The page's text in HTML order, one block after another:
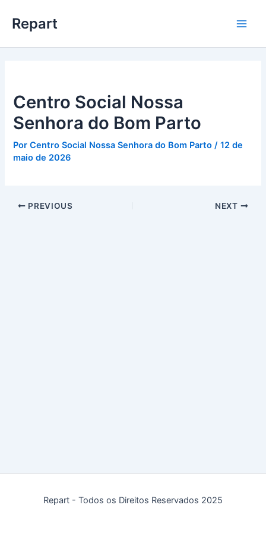
para
conteúdo
Repart
Centro Social Nossa
Senhora do Bom Parto
PorCentro Social Nossa Senhora do Bom Parto/12 de
maio de 2026
PREVIOUS NEXT
Repart - Todos os Direitos Reservados 2025